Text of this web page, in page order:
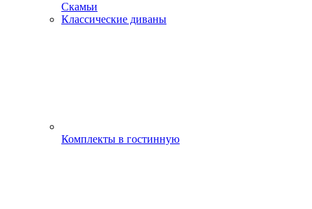
Скамьи
Классические диваны
Комплекты в гостинную